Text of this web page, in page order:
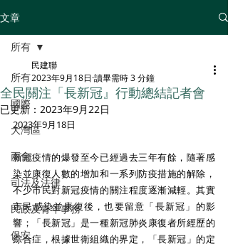
文章
所有
國際
大灣區
兩會
司法及法律
民政及青年事務
保安
所有
全民關注「長新冠』行動總結記者會
民建聯
2023年9月18日 讀畢需時 3 分鐘
已更新： 2023年9月22日
2023年9月18日
新冠疫情的爆發至今已經過去三年有餘，隨著感
染並康復人數的增加和一系列防疫措施的解除，
不少市民對新冠疫情的關注程度逐漸減輕。其實
市民感染並康復後，也要留意「長新冠」的影
響；「長新冠」是一種新冠肺炎康復者所經歷的
綜合症，根據世衛組織的界定，「長新冠」的定